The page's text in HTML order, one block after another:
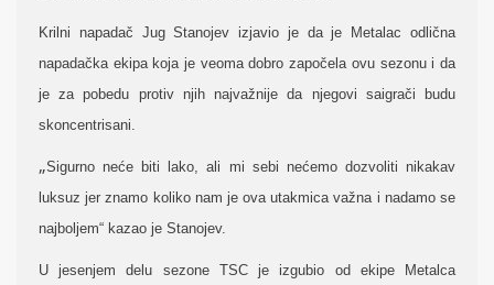
Krilni napadač Jug Stanojev izjavio je da je Metalac odlična
napadačka ekipa koja je veoma dobro započela ovu sezonu i da
je za pobedu protiv njih najvažnije da njegovi saigrači budu
skoncentrisani.
„Sigurno neće biti lako, ali mi sebi nećemo dozvoliti nikakav
luksuz jer znamo koliko nam je ova utakmica važna i nadamo se
najboljem“ kazao je Stanojev.
U jesenjem delu sezone TSC je izgubio od ekipe Metalca